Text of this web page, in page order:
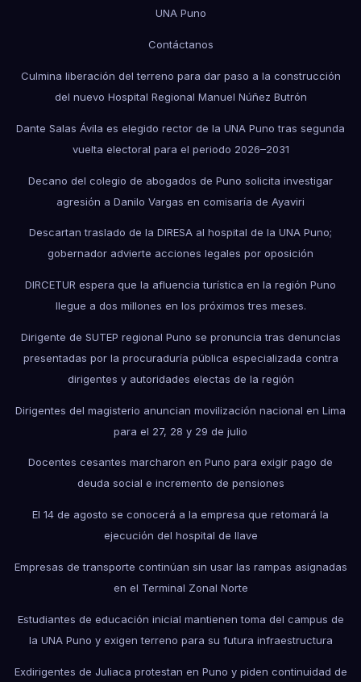
UNA Puno
Contáctanos
Culmina liberación del terreno para dar paso a la construcción
del nuevo Hospital Regional Manuel Núñez Butrón
Dante Salas Ávila es elegido rector de la UNA Puno tras segunda
vuelta electoral para el periodo 2026–2031
Decano del colegio de abogados de Puno solicita investigar
agresión a Danilo Vargas en comisaría de Ayaviri
Descartan traslado de la DIRESA al hospital de la UNA Puno;
gobernador advierte acciones legales por oposición
DIRCETUR espera que la afluencia turística en la región Puno
llegue a dos millones en los próximos tres meses.
Dirigente de SUTEP regional Puno se pronuncia tras denuncias
presentadas por la procuraduría pública especializada contra
dirigentes y autoridades electas de la región
Dirigentes del magisterio anuncian movilización nacional en Lima
para el 27, 28 y 29 de julio
Docentes cesantes marcharon en Puno para exigir pago de
deuda social e incremento de pensiones
El 14 de agosto se conocerá a la empresa que retomará la
ejecución del hospital de Ilave
Empresas de transporte continúan sin usar las rampas asignadas
en el Terminal Zonal Norte
Estudiantes de educación inicial mantienen toma del campus de
la UNA Puno y exigen terreno para su futura infraestructura
Exdirigentes de Juliaca protestan en Puno y piden continuidad de